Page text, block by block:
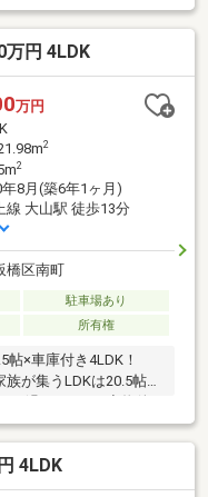
良の不動産をご提案■
日随時開催中■ウォ
て 分かりやす
無料プレゼント】～弊
万円 4LDK
万円
2
2
年8月(築6年1ヶ月)
線 大山駅 徒歩13分
橋区南町
駐車場あり
所有権
×車庫付き4LDK！
が集うLDKは20.5帖の
多用途に使える部屋数
ビングで家族の会話が
物の出し入れもスムー
・通学に大変便利・築
4LDK